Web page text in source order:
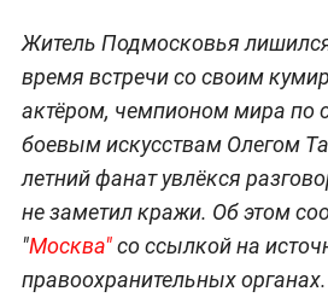
Житель Подмосковья
время встречи со своим
актёром, чемпионом мира
боевым искусствам Олегом
летний фанат увлёкся
не заметил кражи. Об этом
"Москва"со ссылкой на
правоохранительных органах.